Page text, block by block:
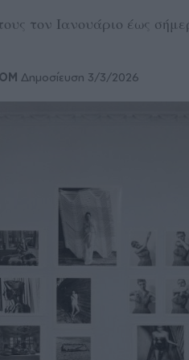
τον Ιανουάριο έως
Δημοσίευση 3/3/2026